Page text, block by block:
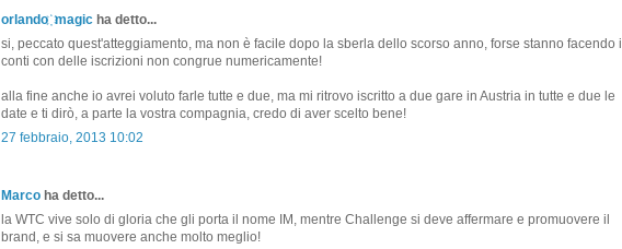
orlando ҉ magic ha detto...
si, peccato quest'atteggiamento, ma non è facile dopo la sberla dello scorso anno, forse stanno facendo i
conti con delle iscrizioni non congrue numericamente!
alla fine anche io avrei voluto farle tutte e due, ma mi ritrovo iscritto a due gare in Austria in tutte e due le
date e ti dirò, a parte la vostra compagnia, credo di aver scelto bene!
27 febbraio, 2013 10:02
Marco ha detto...
la WTC vive solo di gloria che gli porta il nome IM, mentre Challenge si deve affermare e promuovere il
brand, e si sa muovere anche molto meglio!